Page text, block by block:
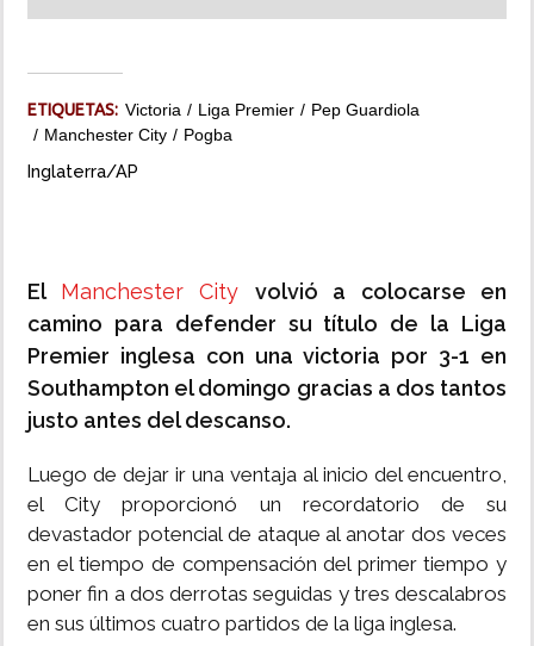
ETIQUETAS: Victoria Liga Premier
Pep Guardiola
Manchester City
Pogba
Inglaterra/AP
El Manchester City volvió a colocarse en
camino para defender su título de la Liga
Premier inglesa con una victoria por 3-1 en
Southampton el domingo gracias a dos tantos
justo antes del descanso.
Luego de dejar ir una ventaja al inicio del encuentro,
el City proporcionó un recordatorio de su
devastador potencial de ataque al anotar dos veces
en el tiempo de compensación del primer tiempo y
poner fin a dos derrotas seguidas y tres descalabros
en sus últimos cuatro partidos de la liga inglesa.